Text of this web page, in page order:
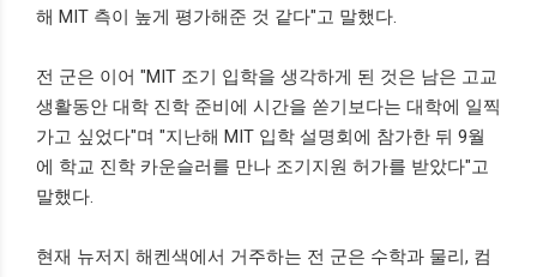
해 MIT 측이 높게 평가해준 것 같다"고 말했다.
전 군은 이어 "MIT 조기 입학을 생각하게 된 것은 남은 고교
생활동안 대학 진학 준비에 시간을 쏟기보다는 대학에 일찍
가고 싶었다"며 "지난해 MIT 입학 설명회에 참가한 뒤 9월
에 학교 진학 카운슬러를 만나 조기지원 허가를 받았다"고
말했다.
현재 뉴저지 해켄색에서 거주하는 전 군은 수학과 물리, 컴